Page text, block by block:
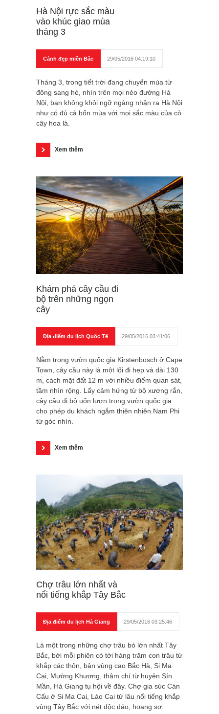
Hà Nội rực sắc màu
vào khúc giao mùa
tháng 3
Cảnh đẹp miền Bắc 29/05/2016 04:19:10
Tháng 3, trong tiết trời đang chuyển mùa từ
đông sang hè, nhìn trên mọi nẻo đường Hà
Nội, bạn không khỏi ngỡ ngàng nhận ra Hà Nội
như có đủ cả bốn mùa với mọi sắc màu của cỏ
cây hoa lá.
Xem thêm
Khám phá cây cầu đi
bộ trên những ngọn
cây
Địa điểm du lịch Quốc Tế 29/05/2016 03:41:06
Nằm trong vườn quốc gia Kirstenbosch ở Cape
Town, cây cầu này là một lối đi hẹp và dài 130
m, cách mặt đất 12 m với nhiều điểm quan sát,
tầm nhìn rộng. Lấy cảm hứng từ bộ xương rắn,
cây cầu đi bộ uốn lượn trong vườn quốc gia
cho phép du khách ngắm thiên nhiên Nam Phi
từ góc nhìn.
Xem thêm
Chợ trâu lớn nhất và
nổi tiếng khắp Tây Bắc
Địa điểm du lịch Hà Giang 29/05/2016 03:25:46
Là một trong những chợ trâu bò lớn nhất Tây
Bắc, bởi mỗi phiên có tới hàng trăm con trâu từ
khắp các thôn, bản vùng cao Bắc Hà, Si Ma
Cai, Mường Khương, thậm chí từ huyện Sín
Mần, Hà Giang tụ hội về đây. Chợ gia súc Cán
Cấu ở Si Ma Cai, Lào Cai từ lâu nổi tiếng khắp
vùng Tây Bắc với nét độc đáo, hoang sơ.